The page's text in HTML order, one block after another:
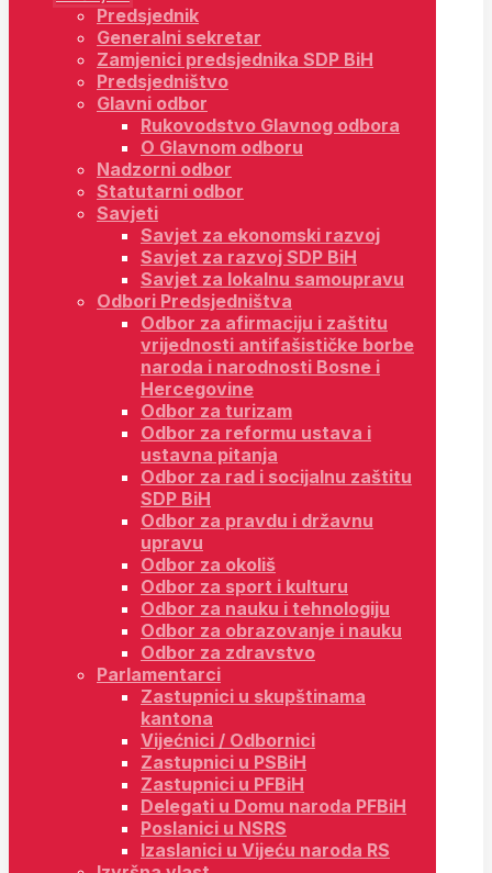
Predsjednik
Generalni sekretar
Zamjenici predsjednika SDP BiH
Predsjedništvo
Glavni odbor
Rukovodstvo Glavnog odbora
O Glavnom odboru
Nadzorni odbor
Statutarni odbor
Savjeti
Savjet za ekonomski razvoj
Savjet za razvoj SDP BiH
Savjet za lokalnu samoupravu
Odbori Predsjedništva
Odbor za afirmaciju i zaštitu
vrijednosti antifašističke borbe
naroda i narodnosti Bosne i
Hercegovine
Odbor za turizam
Odbor za reformu ustava i
ustavna pitanja
Odbor za rad i socijalnu zaštitu
SDP BiH
Odbor za pravdu i državnu
upravu
Odbor za okoliš
Odbor za sport i kulturu
Odbor za nauku i tehnologiju
Odbor za obrazovanje i nauku
Odbor za zdravstvo
Parlamentarci
Zastupnici u skupštinama
kantona
Vijećnici / Odbornici
Zastupnici u PSBiH
Zastupnici u PFBiH
Delegati u Domu naroda PFBiH
Poslanici u NSRS
Izaslanici u Vijeću naroda RS